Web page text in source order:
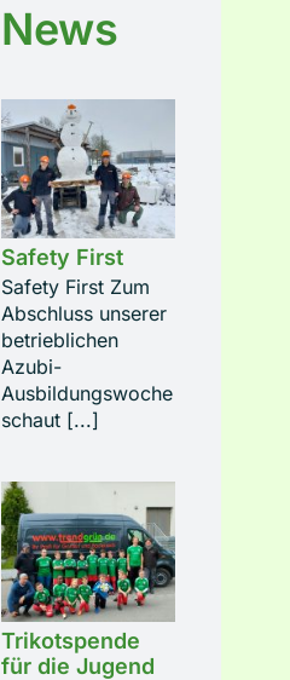
News
Safety First
Safety First Zum
Abschluss unserer
betrieblichen
Azubi-
Ausbildungswoche
schaut [...]
Trikotspende
für die Jugend